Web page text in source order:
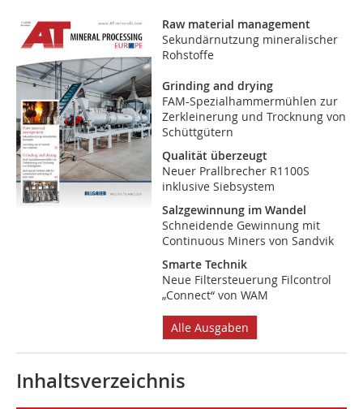
Raw material management
Sekundärnutzung mineralischer
Rohstoffe
Grinding and drying
FAM-Spezialhammermühlen zur
Zerkleinerung und Trocknung von
Schüttgütern
Qualität überzeugt
Neuer Prallbrecher R1100S
inklusive Siebsystem
Salzgewinnung im Wandel
Schneidende Gewinnung mit
Continuous Miners von Sandvik
Smarte Technik
Neue Filtersteuerung Filcontrol
„Connect“ von WAM
Alle Ausgaben
Inhaltsverzeichnis